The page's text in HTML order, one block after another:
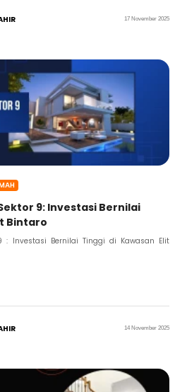
17 November 2025
9: Investasi Bernilai
Bintaro
: Investasi Bernilai Tinggi di Kawasan Elit
14 November 2025